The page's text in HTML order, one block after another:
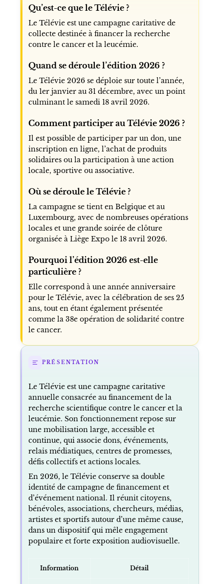
Qu’est-ce que le Télévie ?
Le Télévie est une campagne caritative de
collecte destinée à financer la recherche
contre le cancer et la leucémie.
Quand se déroule l’édition 2026 ?
Le Télévie 2026 se déploie sur toute l’année,
du 1er janvier au 31 décembre, avec un point
culminant le samedi 18 avril 2026.
Comment participer au Télévie 2026 ?
Il est possible de participer par un don, une
inscription en ligne, l’achat de produits
solidaires ou la participation à une action
locale, sportive ou associative.
Où se déroule le Télévie ?
La campagne se tient en Belgique et au
Luxembourg, avec de nombreuses opérations
locales et une grande soirée de clôture
organisée à Liège Expo le 18 avril 2026.
Pourquoi l’édition 2026 est-elle
particulière ?
Elle correspond à une année anniversaire
pour le Télévie, avec la célébration de ses 25
ans, tout en étant également présentée
comme la 38e opération de solidarité contre
le cancer.
PRÉSENTATION
Le Télévie est une campagne caritative
annuelle consacrée au financement de la
recherche scientifique contre le cancer et la
leucémie. Son fonctionnement repose sur
une mobilisation large, accessible et
continue, qui associe dons, événements,
relais médiatiques, centres de promesses,
défis collectifs et actions locales.
En 2026, le Télévie conserve sa double
identité de campagne de financement et
d’événement national. Il réunit citoyens,
bénévoles, associations, chercheurs, médias,
artistes et sportifs autour d’une même cause,
dans un dispositif qui mêle engagement
populaire et forte exposition audiovisuelle.
Information Détail